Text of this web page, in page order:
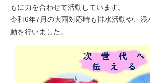
もに力を合わせて活動しています。
令和6年7月の大雨対応時も排水活動や、
動を行いました。